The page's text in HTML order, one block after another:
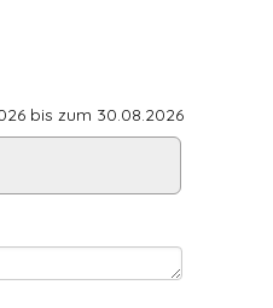
bis zum 30.08.2026